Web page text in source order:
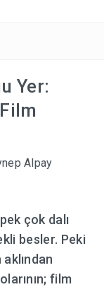
Yer:
Alpay
çok dalı
besler. Peki
film